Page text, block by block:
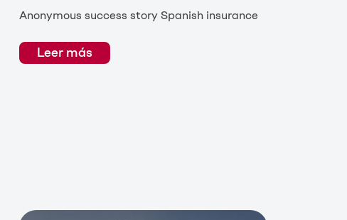
Anonymous success story Spanish insurance
Leer más